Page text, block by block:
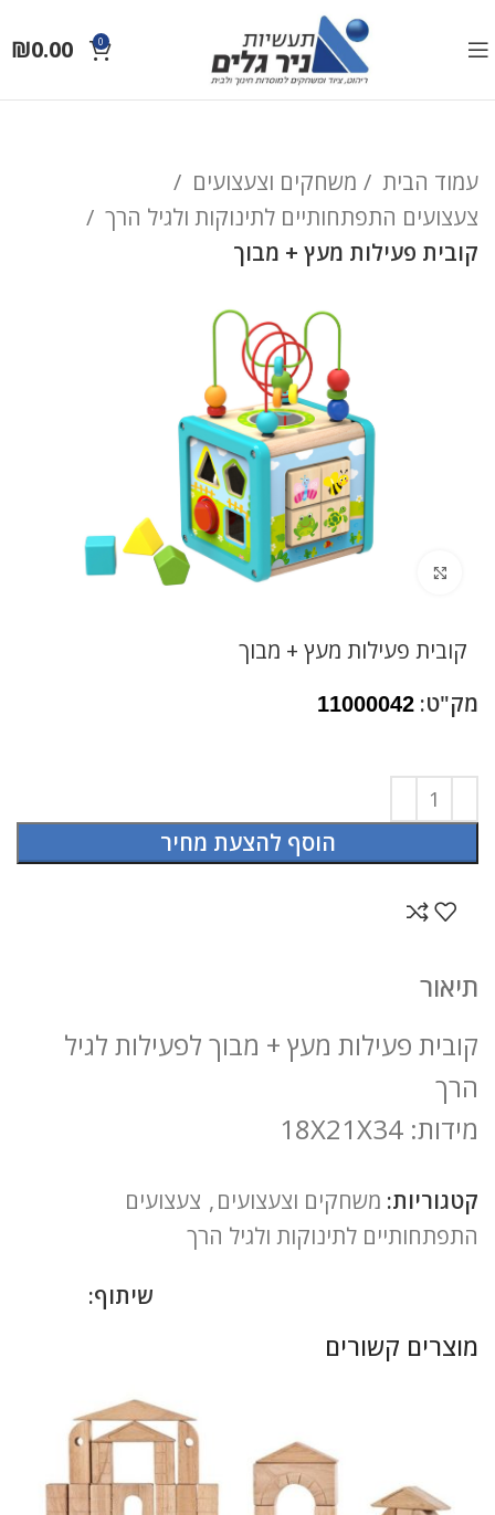
0
₪0.00
עמוד הבית
משחקים וצעצועים
צעצועים התפתחותיים לתינוקות ולגיל הרך
קובית פעילות מעץ + מבוך
לחץ להגדלה
קובית פעילות מעץ + מבוך
מק"ט: 11000042
הוסף להצעת מחיר
תיאור
קובית פעילות מעץ + מבוך לפעילות לגיל
הרך
מידות: 18X21X34
קטגוריות: משחקים וצעצועים, צעצועים
התפתחותיים לתינוקות ולגיל הרך
שיתוף:
מוצרים קשורים